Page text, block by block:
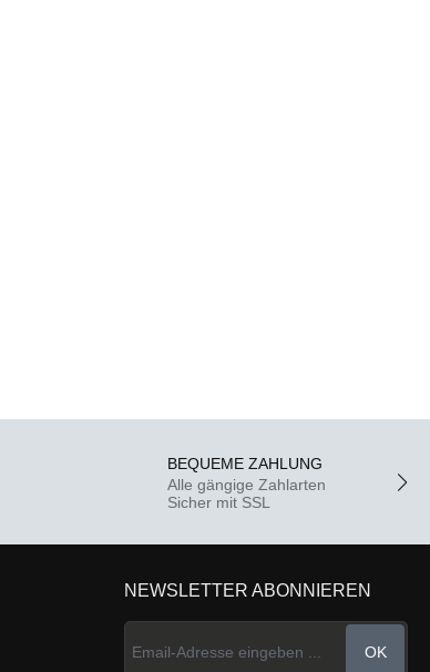
BEQUEME ZAHLUNG
Alle gängige Zahlarten
Sicher mit SSL
NEWSLETTER ABONNIEREN
OK